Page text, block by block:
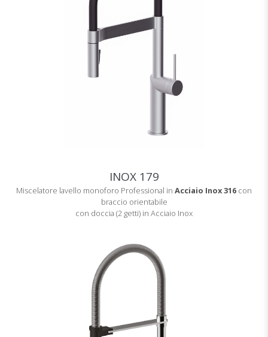
INOX 179
Miscelatore lavello monoforo Professional in Acciaio Inox 316 con
braccio orientabile
con doccia (2 getti) in Acciaio Inox